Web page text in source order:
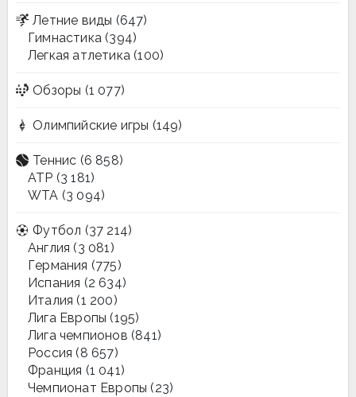
Летние виды (647)
Гимнастика (394)
Легкая атлетика (100)
Обзоры (1 077)
Олимпийские игры (149)
Теннис (6 858)
ATP (3 181)
WTA (3 094)
Футбол (37 214)
Англия (3 081)
Германия (775)
Испания (2 634)
Италия (1 200)
Лига Европы (195)
Лига чемпионов (841)
Россия (8 657)
Франция (1 041)
Чемпионат Европы (23)